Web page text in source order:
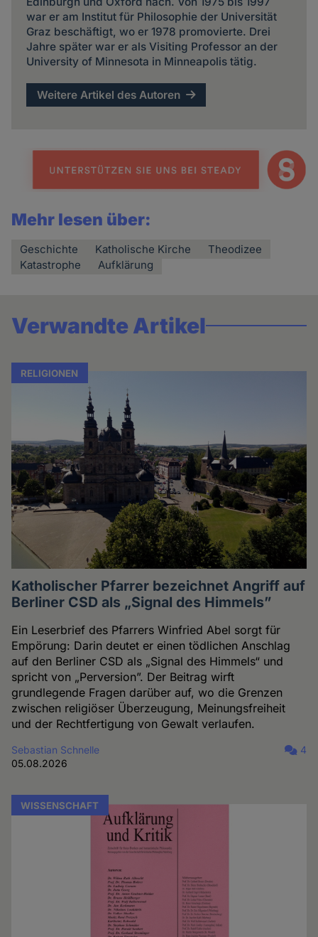
war er am Institut für Philosophie der Universität
Graz beschäftigt, wo er 1978 promovierte. Drei
Jahre später war er als Visiting Professor an der
University of Minnesota in Minneapolis tätig.
Weitere Artikel des Autoren
Mehr lesen über:
Geschichte Katholische Kirche
Theodizee
Katastrophe
Aufklärung
Verwandte Artikel
RELIGIONEN
Katholischer Pfarrer bezeichnet Angriff auf
Berliner CSD als „Signal des Himmels”
Ein Leserbrief des Pfarrers Winfried Abel sorgt für
Empörung: Darin deutet er einen tödlichen Anschlag
auf den Berliner CSD als „Signal des Himmels“ und
spricht von „Perversion”. Der Beitrag wirft
grundlegende Fragen darüber auf, wo die Grenzen
zwischen religiöser Überzeugung, Meinungsfreiheit
und der Rechtfertigung von Gewalt verlaufen.
Sebastian Schnelle
05.08.2026
4
WISSENSCHAFT